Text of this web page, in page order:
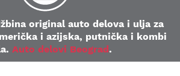
original auto delova i ulja za
i azijska, putnička i kombi
Auto delovi Beograd.